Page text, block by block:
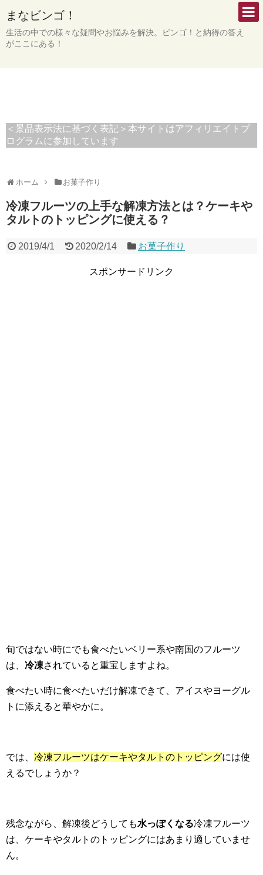
まなビンゴ！
生活の中での様々な疑問やお悩みを解決。ビンゴ！と納得の答え
がここにある！
＜景品表示法に基づく表記＞本サイトはアフィリエイトプ
ログラムに参加しています
ホーム お菓子作り
冷凍フルーツの上手な解凍方法とは？ケーキや
タルトのトッピングに使える？
2019/4/1 2020/2/14 お菓子作り
スポンサードリンク
旬ではない時にでも食べたいベリー系や南国のフルーツ
は、 冷凍されていると重宝しますよね。
食べたい時に食べたいだけ解凍できて、アイスやヨーグル
トに添えると華やかに。
では、 冷凍フルーツはケーキやタルトのトッピングには使
えるでしょうか？
残念ながら、解凍後どうしても水っぽくなる冷凍フルーツ
は、ケーキやタルトのトッピングにはあまり適していませ
ん。